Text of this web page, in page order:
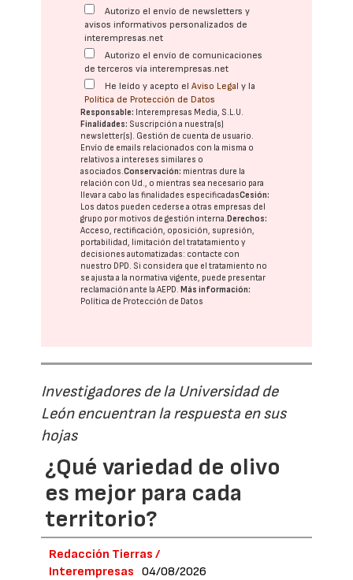
Autorizo el envío de newsletters y
avisos informativos personalizados de
interempresas.net
Autorizo el envío de comunicaciones
de terceros vía interempresas.net
He leído y acepto elAviso Legal y la
Política de Protección de Datos
Responsable: Interempresas Media, S.L.U.
Finalidades: Suscripción a nuestra(s)
newsletter(s). Gestión de cuenta de usuario.
Envío de emails relacionados con la misma o
relativos a intereses similares o
asociados.Conservación: mientras dure la
relación con Ud., o mientras sea necesario para
llevar a cabo las finalidades especificadasCesión:
Los datos pueden cederse a otras empresas del
grupo por motivos de gestión interna.Derechos:
Acceso, rectificación, oposición, supresión,
portabilidad, limitación del tratatamiento y
decisiones automatizadas: contacte con
nuestro DPD. Si considera que el tratamiento no
se ajusta a la normativa vigente, puede presentar
reclamación ante laAEPD.Más información:
Política de Protección de Datos
Investigadores de la Universidad de
León encuentran la respuesta en sus
hojas
¿Qué variedad de olivo
es mejor para cada
territorio?
Redacción Tierras /
Interempresas
04/08/2026